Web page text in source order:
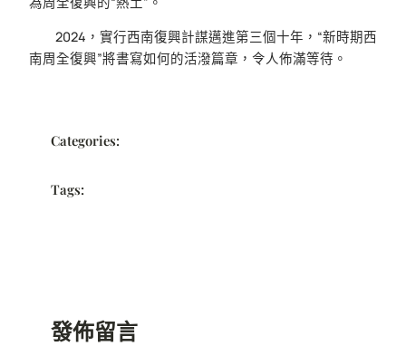
2024，實行西南復興計謀邁進第三個十年，“新時期西
南周全復興”將書寫如何的活潑篇章，令人佈滿等待。
Categories:
Tags:
發佈留言